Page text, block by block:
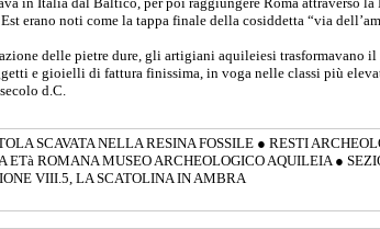
erano noti come la tappa finale della cosiddetta “via
delle pietre dure, gli artigiani aquileiesi trasformavano il
e gioielli di fattura finissima, in voga nelle classi più
d.C.
SCAVATA NELLA RESINA FOSSILE ● RESTI
ETà ROMANA MUSEO ARCHEOLOGICO AQUILEIA●
VIII.5, LA SCATOLINA IN AMBRA